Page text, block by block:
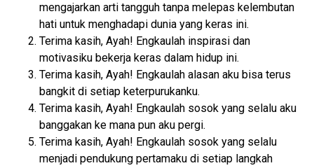
mengajarkan arti tangguh tanpa melepas kelembutan
hati untuk menghadapi dunia yang keras ini.
Terima kasih, Ayah! Engkaulah inspirasi dan
motivasiku bekerja keras dalam hidup ini.
Terima kasih, Ayah! Engkaulah alasan aku bisa terus
bangkit di setiap keterpurukanku.
Terima kasih, Ayah! Engkaulah sosok yang selalu aku
banggakan ke mana pun aku pergi.
Terima kasih, Ayah! Engkaulah sosok yang selalu
menjadi pendukung pertamaku di setiap langkah